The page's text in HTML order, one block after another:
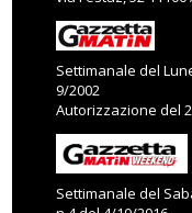
Settimanale del
9/2002
Autorizzazione del
Settimanale del